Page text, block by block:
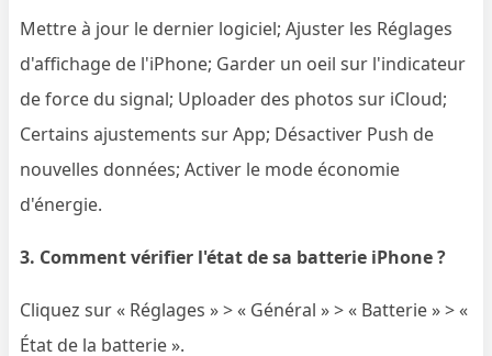
Mettre à jour le dernier logiciel; Ajuster les Réglages
d'affichage de l'iPhone; Garder un oeil sur l'indicateur
de force du signal; Uploader des photos sur iCloud;
Certains ajustements sur App; Désactiver Push de
nouvelles données; Activer le mode économie
d'énergie.
3. Comment vérifier l'état de sa batterie iPhone ?
Cliquez sur « Réglages » > « Général » > « Batterie » > «
État de la batterie ».